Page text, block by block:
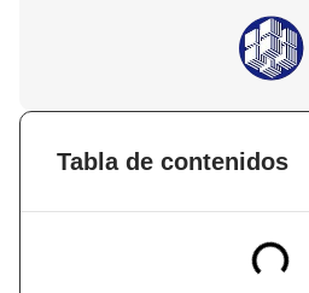
Tabla de contenidos